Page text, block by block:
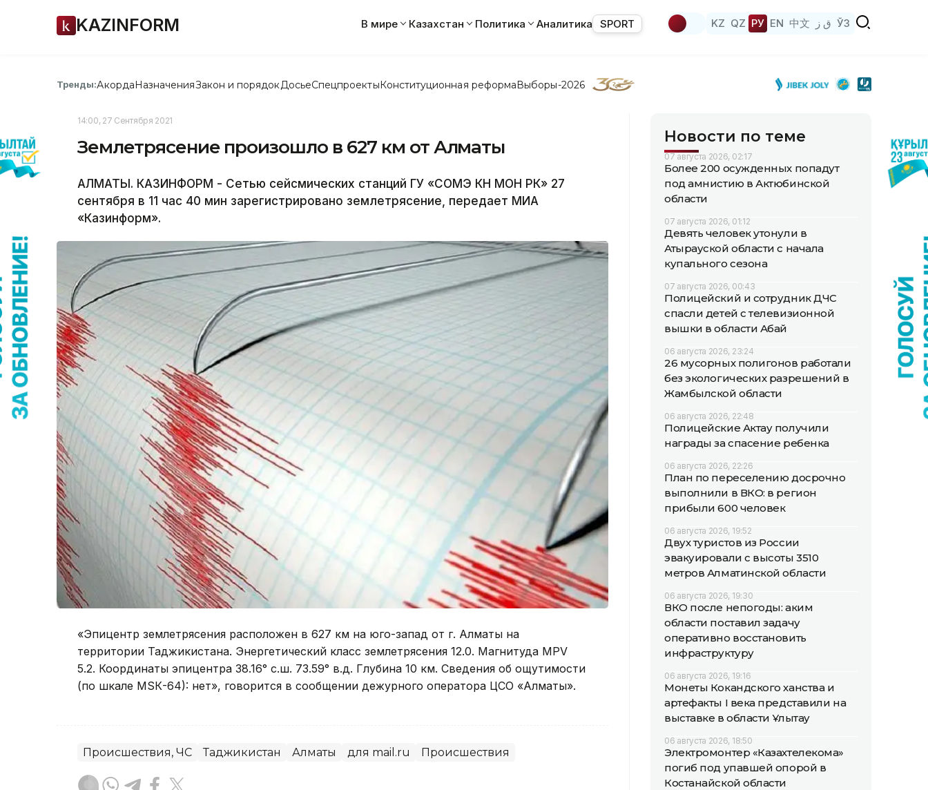
KAZINFORM В мире Казахстан Политика Аналитика SPORT KZ QZ РУ EN 中文 ق ز ЎЗ
Тренды:АкордаНазначенияЗакон и порядок ДосьеСпецпроектыКонституционная реформаВыборы-2026
14:00, 27 Сентября 2021
Землетрясение произошло в 627 км от Алматы
АЛМАТЫ. КАЗИНФОРМ - Сетью сейсмических станций ГУ «СОМЭ КН МОН РК» 27
сентября в 11 час 40 мин зарегистрировано землетрясение, передает МИА
«Казинформ».
«Эпицентр землетрясения расположен в 627 км на юго-запад от г. Алматы на
территории Таджикистана. Энергетический класс землетрясения 12.0. Магнитуда MPV
5.2. Координаты эпицентра 38.16° с.ш. 73.59° в.д. Глубина 10 км. Сведения об ощутимости
(по шкале МSК-64): нет», говорится в сообщении дежурного оператора ЦСО «Алматы».
Происшествия, ЧС Таджикистан Алматы для mail.ru Происшествия
Новости по теме
07 августа 2026, 02:17
Более 200 осужденных попадут
под амнистию в Актюбинской
области
07 августа 2026, 01:12
Девять человек утонули в
Атырауской области с начала
купального сезона
07 августа 2026, 00:43
Полицейский и сотрудник ДЧС
спасли детей с телевизионной
вышки в области Абай
06 августа 2026, 23:24
26 мусорных полигонов работали
без экологических разрешений в
Жамбылской области
06 августа 2026, 22:48
Полицейские Актау получили
награды за спасение ребенка
06 августа 2026, 22:26
План по переселению досрочно
выполнили в ВКО: в регион
прибыли 600 человек
06 августа 2026, 19:52
Двух туристов из России
эвакуировали с высоты 3510
метров Алматинской области
06 августа 2026, 19:30
ВКО после непогоды: аким
области поставил задачу
оперативно восстановить
инфраструктуру
06 августа 2026, 19:16
Монеты Кокандского ханства и
артефакты I века представили на
выставке в области Ұлытау
06 августа 2026, 18:50
Электромонтер «Казахтелекома»
погиб под упавшей опорой в
Костанайской области